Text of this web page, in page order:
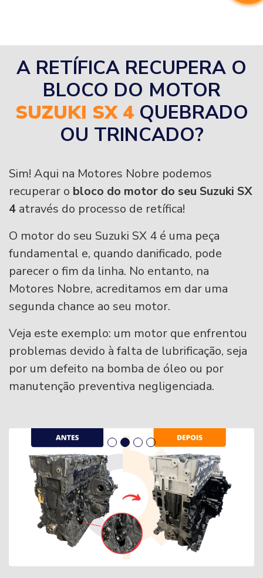
A RETÍFICA RECUPERA O
BLOCO DO MOTOR
SUZUKI SX 4QUEBRADO
OU TRINCADO?
Sim! Aqui na Motores Nobre podemos
recuperar o bloco do motor do seu Suzuki SX
4 através do processo de retífica!
O motor do seu Suzuki SX 4 é uma peça
fundamental e, quando danificado, pode
parecer o fim da linha. No entanto, na
Motores Nobre, acreditamos em dar uma
segunda chance ao seu motor.
Veja este exemplo: um motor que enfrentou
problemas devido à falta de lubrificação, seja
por um defeito na bomba de óleo ou por
manutenção preventiva negligenciada.